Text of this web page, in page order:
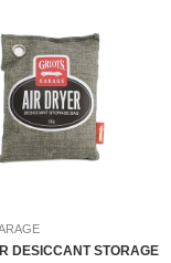
DESICCANT STORAGE